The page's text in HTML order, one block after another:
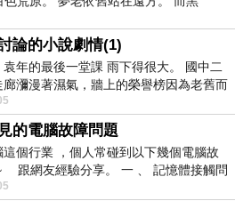
論的小說劇情(1)
袁年的最後一堂課 雨下得很大。 國中二
廊瀰漫著濕氣，牆上的榮譽榜因為老舊而
堯禹舜站在辦公室外，手
的電腦故障問題
這個行業 ，個人常碰到以下幾個電腦故
跟網友經驗分享。 一 、 記憶體接觸問
即